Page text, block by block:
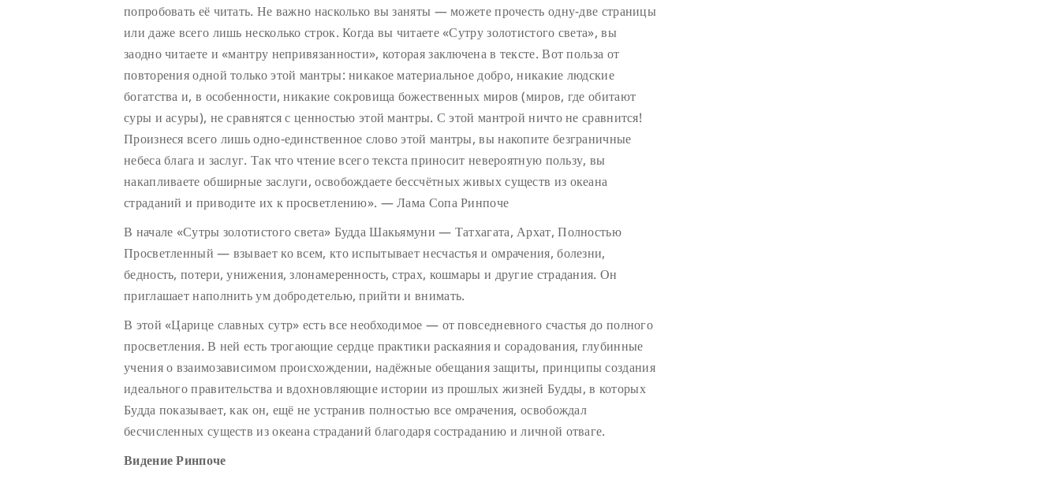
попробовать её читать. Не важно насколько вы заняты — можете прочесть одну-две страницы
или даже всего лишь несколько строк. Когда вы читаете «Сутру золотистого света», вы
заодно читаете и «мантру непривязанности», которая заключена в тексте. Вот польза от
повторения одной только этой мантры: никакое материальное добро, никакие людские
богатства и, в особенности, никакие сокровища божественных миров (миров, где обитают
суры и асуры), не сравнятся с ценностью этой мантры. С этой мантрой ничто не сравнится!
Произнеся всего лишь одно-единственное слово этой мантры, вы накопите безграничные
небеса блага и заслуг. Так что чтение всего текста приносит невероятную пользу, вы
накапливаете обширные заслуги, освобождаете бессчётных живых существ из океана
страданий и приводите их к просветлению». — Лама Сопа Ринпоче
В начале «Сутры золотистого света» Будда Шакьямуни — Татхагата, Архат, Полностью
Просветленный — взывает ко всем, кто испытывает несчастья и омрачения, болезни,
бедность, потери, унижения, злонамеренность, страх, кошмары и другие страдания. Он
приглашает наполнить ум добродетелью, прийти и внимать.
В этой «Царице славных сутр» есть все необходимое — от повседневного счастья до полного
просветления. В ней есть трогающие сердце практики раскаяния и сорадования, глубинные
учения о взаимозависимом происхождении, надёжные обещания защиты, принципы создания
идеального правительства и вдохновляющие истории из прошлых жизней Будды, в которых
Будда показывает, как он, ещё не устранив полностью все омрачения, освобождал
бесчисленных существ из океана страданий благодаря состраданию и личной отваге.
Видение Ринпоче